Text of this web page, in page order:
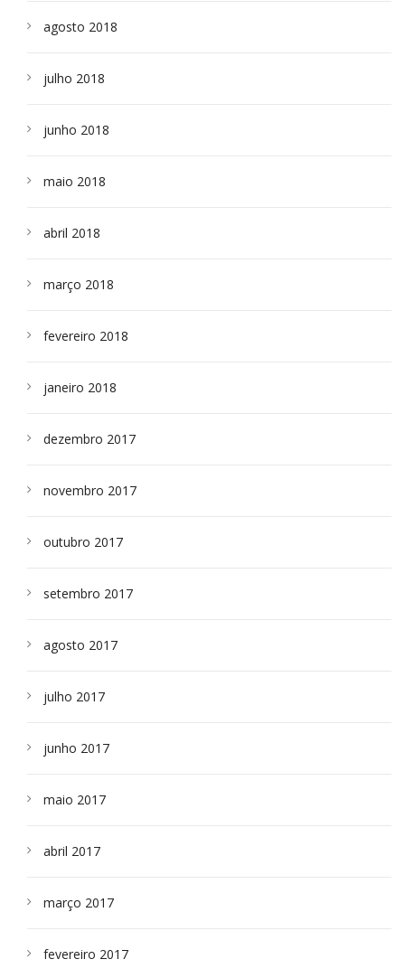
agosto 2018
julho 2018
junho 2018
maio 2018
abril 2018
março 2018
fevereiro 2018
janeiro 2018
dezembro 2017
novembro 2017
outubro 2017
setembro 2017
agosto 2017
julho 2017
junho 2017
maio 2017
abril 2017
março 2017
fevereiro 2017